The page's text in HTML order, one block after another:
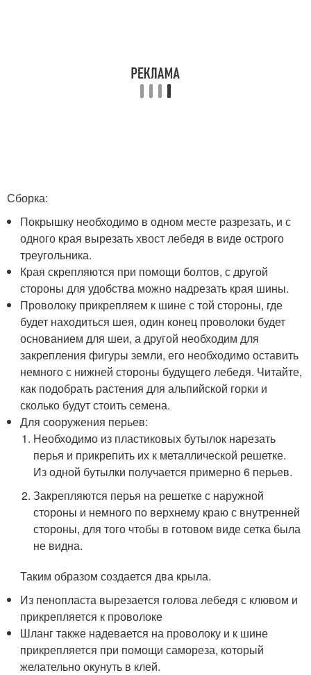
Сборка:
Покрышку необходимо в одном месте разрезать, и с
одного края вырезать хвост лебедя в виде острого
треугольника.
Края скрепляются при помощи болтов, с другой
стороны для удобства можно надрезать края шины.
Проволоку прикрепляем к шине с той стороны, где
будет находиться шея, один конец проволоки будет
основанием для шеи, а другой необходим для
закрепления фигуры земли, его необходимо оставить
немного с нижней стороны будущего лебедя. Читайте,
как подобрать растения для альпийской горки и
сколько будут стоить семена.
Для сооружения перьев:
Необходимо из пластиковых бутылок нарезать
перья и прикрепить их к металлической решетке.
Из одной бутылки получается примерно 6 перьев.
Закрепляются перья на решетке с наружной
стороны и немного по верхнему краю с внутренней
стороны, для того чтобы в готовом виде сетка была
не видна.
Таким образом создается два крыла.
Из пенопласта вырезается голова лебедя с клювом и
прикрепляется к проволоке
Шланг также надевается на проволоку и к шине
прикрепляется при помощи самореза, который
желательно окунуть в клей.